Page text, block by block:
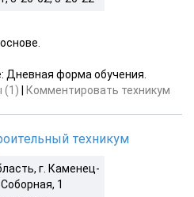
Дневная форма обучения.
(1)
Комментировать техникум
техникум
г. Каменец-
1